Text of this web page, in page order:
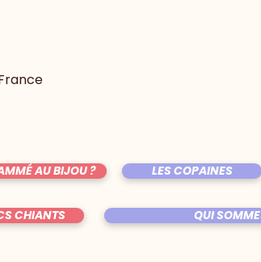
AU BIJOU ? LES COPAINES
CHIANTS QUI